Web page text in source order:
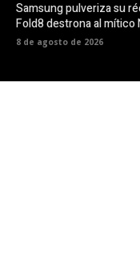
Samsung pulveriza su
Fold8 destrona al mítico
8 de agosto de 2026